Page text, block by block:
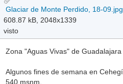
Glaciar de Monte Perdido, 18-09.jpg
608.87 kB, 2048x1339
visto
Zona "Aguas Vivas" de
Algunos fines de semana en
540 msnm.